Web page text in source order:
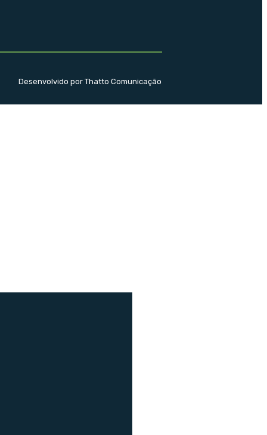
Desenvolvido por Thatto Comunicação